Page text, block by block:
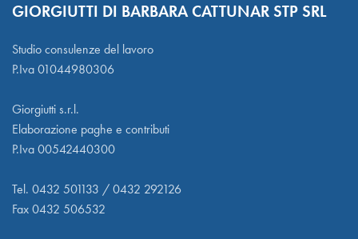
GIORGIUTTI DI BARBARA CATTUNAR STP SRL
Studio consulenze del lavoro
P.Iva 01044980306
Giorgiutti s.r.l.
Elaborazione paghe e contributi
P.Iva 00542440300
Tel. 0432 501133 / 0432 292126
Fax 0432 506532